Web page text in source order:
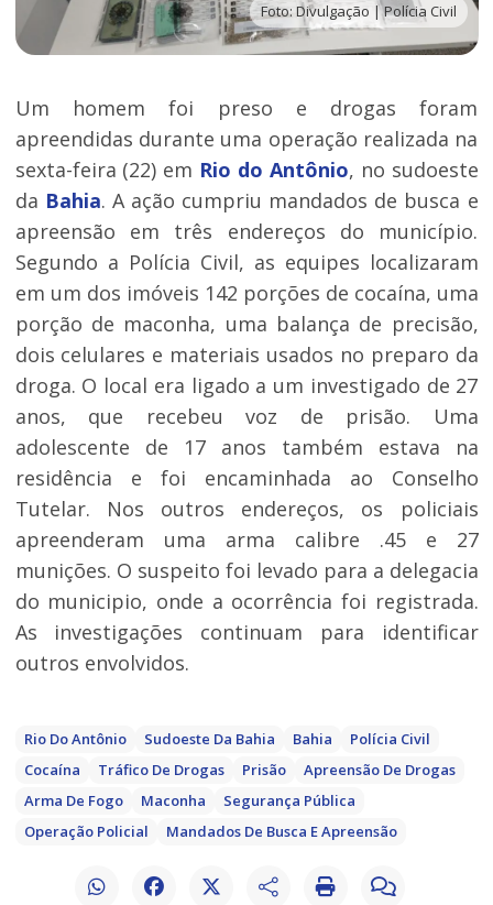
Foto: Divulgação | Polícia Civil
Um homem foi preso e drogas foram
apreendidas durante uma operação realizada na
sexta-feira (22) em Rio do Antônio, no sudoeste
da Bahia. A ação cumpriu mandados de busca e
apreensão em três endereços do município.
Segundo a Polícia Civil, as equipes localizaram
em um dos imóveis 142 porções de cocaína, uma
porção de maconha, uma balança de precisão,
dois celulares e materiais usados no preparo da
droga. O local era ligado a um investigado de 27
anos, que recebeu voz de prisão. Uma
adolescente de 17 anos também estava na
residência e foi encaminhada ao Conselho
Tutelar. Nos outros endereços, os policiais
apreenderam uma arma calibre .45 e 27
munições. O suspeito foi levado para a delegacia
do municipio, onde a ocorrência foi registrada.
As investigações continuam para identificar
outros envolvidos.
Rio Do Antônio Sudoeste Da Bahia Bahia
Polícia Civil
Cocaína
Tráfico De Drogas Prisão
Apreensão De Drogas
Arma De Fogo
Maconha
Segurança Pública
Operação Policial
Mandados De Busca E Apreensão